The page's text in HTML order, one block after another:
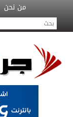
من نحن